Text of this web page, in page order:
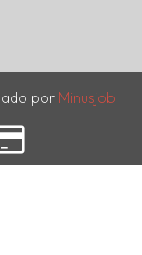
por Minusjob